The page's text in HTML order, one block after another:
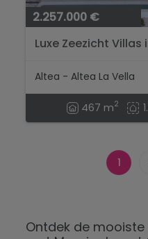
2.257.000 €
Luxe Zeezicht Villas
Altea - Altea La Vella
467 m2
1
Ontdek de